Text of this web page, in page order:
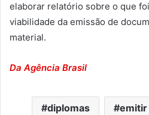
elaborar relatório sobre o que
viabilidade da emissão de
material.
Da Agência Brasil
diplomas emitir